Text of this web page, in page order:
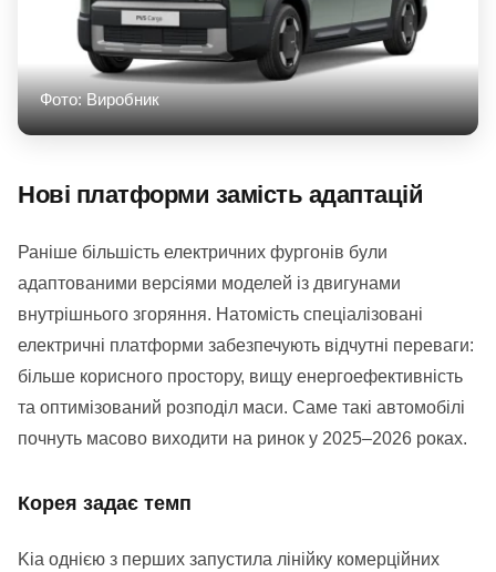
Фото: Виробник
Нові платформи замість адаптацій
Раніше більшість електричних фургонів були
адаптованими версіями моделей із двигунами
внутрішнього згоряння. Натомість спеціалізовані
електричні платформи забезпечують відчутні переваги:
більше корисного простору, вищу енергоефективність
та оптимізований розподіл маси. Саме такі автомобілі
почнуть масово виходити на ринок у 2025–2026 роках.
Корея задає темп
Kia однією з перших запустила лінійку комерційних